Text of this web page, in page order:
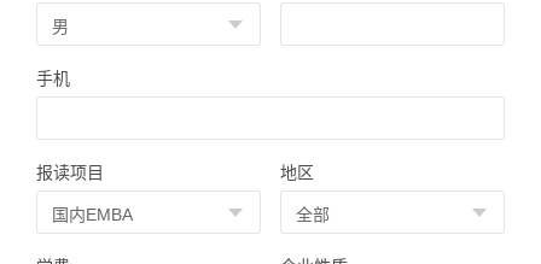
手机
报读项目 地区